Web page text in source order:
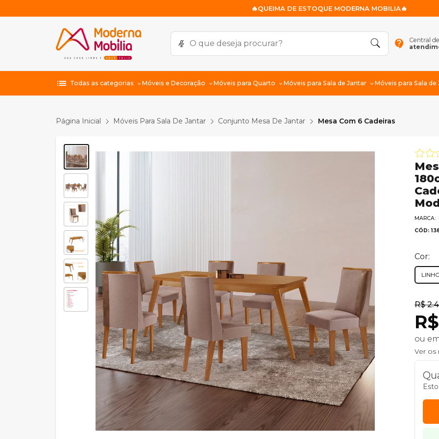
🔥QUEIMA DE ESTOQUE MODERNA MOBILIA🔥
contact_support
Central
list Todas as categorias Móveis e Decoração Móveis para Quarto Móveis para Sala de Jantar Móveis para Sala
Página Inicial Móveis Para Sala De Jantar Conjunto Mesa De Jantar Mesa Com 6 Cadeiras
MARCA:
CÓD:
Cor:
R$
ou
Ver